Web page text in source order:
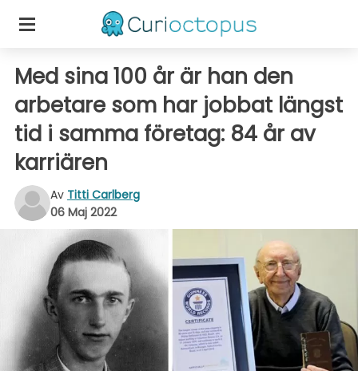
Med sina 100 år är han den
arbetare som har jobbat längst
tid i samma företag: 84 år av
karriären
Av Titti Carlberg
06 Maj 2022